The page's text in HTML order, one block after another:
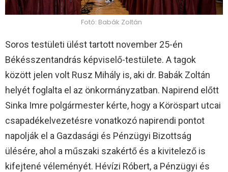
Fotó: Babák Zoltán
Soros testületi ülést tartott november 25-én
Békésszentandrás képviselő-testülete. A tagok
között jelen volt Rusz Mihály is, aki dr. Babák Zoltán
helyét foglalta el az önkormányzatban. Napirend előtt
Sinka Imre polgármester kérte, hogy a Köröspart utcai
csapadékelvezetésre vonatkozó napirendi pontot
napolják el a Gazdasági és Pénzügyi Bizottság
ülésére, ahol a műszaki szakértő és a kivitelező is
kifejtené véleményét. Hévízi Róbert, a Pénzügyi és